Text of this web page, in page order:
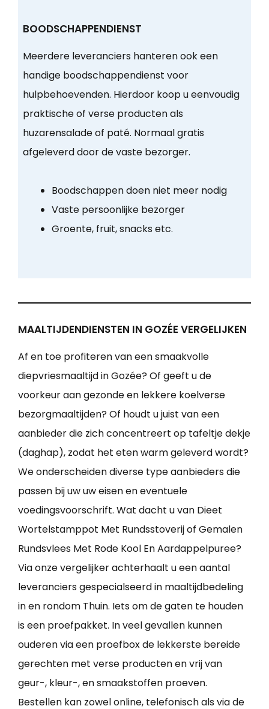
BOODSCHAPPENDIENST
Meerdere leveranciers hanteren ook een
handige boodschappendienst voor
hulpbehoevenden. Hierdoor koop u eenvoudig
praktische of verse producten als
huzarensalade of paté. Normaal gratis
afgeleverd door de vaste bezorger.
Boodschappen doen niet meer nodig
Vaste persoonlijke bezorger
Groente, fruit, snacks etc.
MAALTIJDENDIENSTEN IN GOZÉE VERGELIJKEN
Af en toe profiteren van een smaakvolle
diepvriesmaaltijd in Gozée? Of geeft u de
voorkeur aan gezonde en lekkere koelverse
bezorgmaaltijden? Of houdt u juist van een
aanbieder die zich concentreert op tafeltje dekje
(daghap), zodat het eten warm geleverd wordt?
We onderscheiden diverse type aanbieders die
passen bij uw uw eisen en eventuele
voedingsvoorschrift. Wat dacht u van Dieet
Wortelstamppot Met Rundsstoverij of Gemalen
Rundsvlees Met Rode Kool En Aardappelpuree?
Via onze vergelijker achterhaalt u een aantal
leveranciers gespecialseerd in maaltijdbedeling
in en rondom Thuin. Iets om de gaten te houden
is een proefpakket. In veel gevallen kunnen
ouderen via een proefbox de lekkerste bereide
gerechten met verse producten en vrij van
geur-, kleur-, en smaakstoffen proeven.
Bestellen kan zowel online, telefonisch als via de